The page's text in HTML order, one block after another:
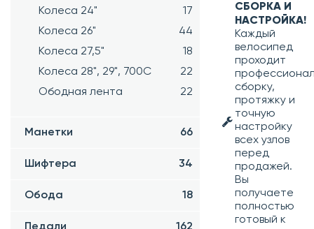
Колеса 24"
17
Колеса 26"
44
Колеса 27,5"
18
Колеса 28", 29", 700С
22
Ободная лента
22
Манетки 66
Шифтера 34
Обода 18
СБОРКА И
НАСТРОЙКА!
Каждый
велосипед
проходит
сборку,
протяжку и
точную
настройку
всех узлов
перед
продажей.
Вы
получаете
полностью
готовый к